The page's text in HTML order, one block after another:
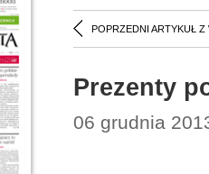
POPRZEDNI ARTYKUŁ Z
Prezenty
06 grudnia